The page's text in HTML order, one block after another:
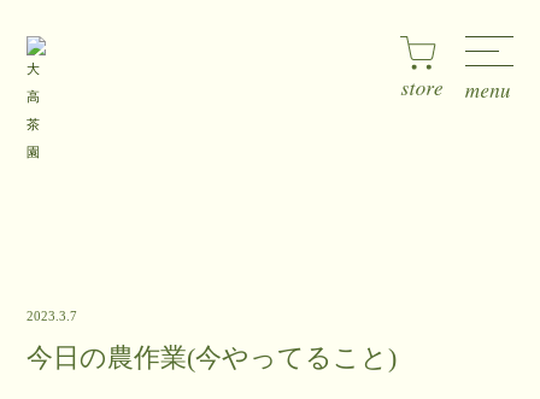
2023.3.7
今日の農作業(今やってること)